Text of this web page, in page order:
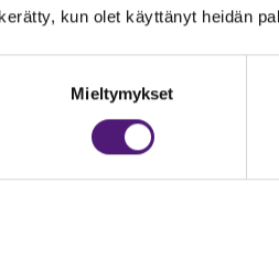
kun olet käyttänyt heidän
Mieltymykset
020 755 9975
majoitus@sappee.fi